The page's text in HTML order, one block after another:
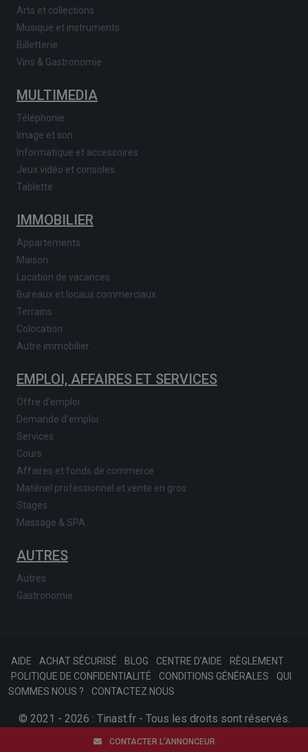
CONTACTER L'ANNONCEUR
Arts et collections
Musique et instruments
Billetterie
Vins & Gastronomie
MULTIMEDIA
Téléphonie
Image et son
Informatique et accessoires
Jeux vidéo et consoles
Tablette
IMMOBILIER
Appartements
Maison
Location de vacances
Bureaux et locaux commerciaux
Terrains
Colocation
Autre immobilier
EMPLOI, AFFAIRES ET SERVICES
Offre d'emploi
Demande d'emploi
Services
Cours
Affaires et fonds de commerce
Matériel professionnel et vente en gros
Stages
Massage & SPA
AUTRES
Autres
Gastronomie
AIDE ACHAT SÉCURISÉ BLOG CENTRE D'AIDE
RÈGLEMENT
POLITIQUE DE CONFIDENTIALITÉ
CONDITIONS GÉNÉRALES
QUI
SOMMES NOUS ?
CONTACTEZ NOUS
© 2021 - 2026 : Tinast.fr - Tous les droits sont réservés.
SKONSOFTAfariat.com